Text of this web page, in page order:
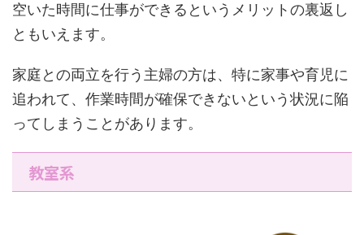
空いた時間に仕事ができるというメリットの裏返し
ともいえます。
家庭との両立を行う主婦の方は、特に家事や育児に
追われて、作業時間が確保できないという状況に陥
ってしまうことがあります。
教室系